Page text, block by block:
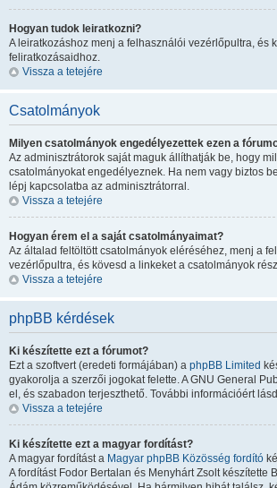
Hogyan tudok leiratkozni?
A leiratkozáshoz menj a felhasználói vezérlőpultra, és
feliratkozásaidhoz.
Vissza a tetejére
Csatolmányok
Milyen csatolmányok engedélyezettek ezen a
Az adminisztrátorok saját maguk állíthatják be, hogy
csatolmányokat engedélyeznek. Ha nem vagy biztos
lépj kapcsolatba az adminisztrátorral.
Vissza a tetejére
Hogyan érem el a saját csatolmányaimat?
Az általad feltöltött csatolmányok eléréséhez, menj a
vezérlőpultra, és kövesd a linkeket a csatolmányok
Vissza a tetejére
phpBB kérdések
Ki készítette ezt a fórumot?
Ezt a szoftvert (eredeti formájában) a phpBB Limited
gyakorolja a szerzői jogokat felette. A GNU General
el, és szabadon terjeszthető. További információért
Vissza a tetejére
Ki készítette ezt a magyar fordítást?
A magyar fordítást a Magyar phpBB Közösség fordító
A fordítást Fodor Bertalan és Menyhárt Zsolt készítette